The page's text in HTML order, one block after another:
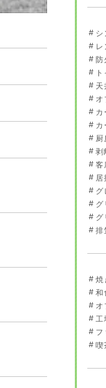
シ
レ
防
天
オ
カ
カ
厨
剥
客
グ
グ
グ
排
焼
和
オ
工
フ
喫